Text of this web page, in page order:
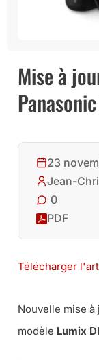
Mise à
23
Jean-
0
PDF
Télécharger
Nouvelle mise
modèle Lumix